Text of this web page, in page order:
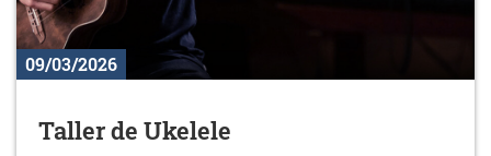
09/03/2026
Taller de Ukelele